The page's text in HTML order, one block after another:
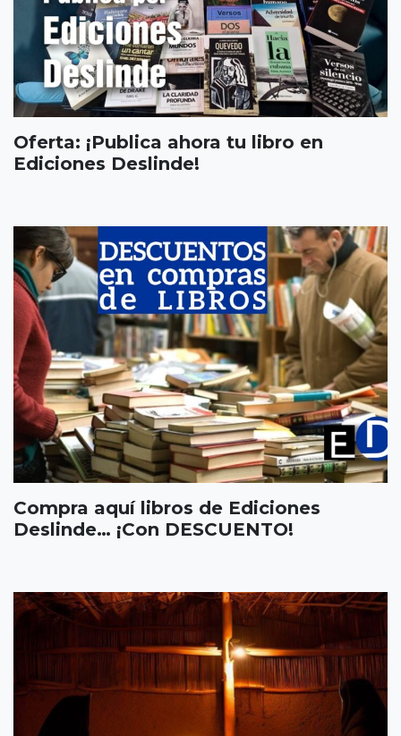
Oferta: ¡Publica ahora tu libro en
Ediciones Deslinde!
Compra aquí libros de Ediciones
Deslinde… ¡Con DESCUENTO!